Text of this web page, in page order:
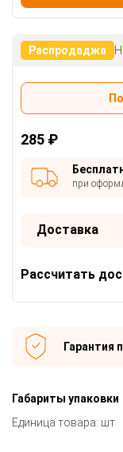
Распродаджа
285 ₽
при
Доставка
Рассчитать
Гарантия
Габариты упаковки
Единица товара: шт